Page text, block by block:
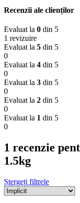
Recenzii ale clienților
Evaluat la 0 din 5
1 revizuire
Evaluat la 5 din 5
0
Evaluat la 4 din 5
0
Evaluat la 3 din 5
0
Evaluat la 2 din 5
0
Evaluat la 1 din 5
0
1 recenzie
1.5kg
Ștergeți filtrele